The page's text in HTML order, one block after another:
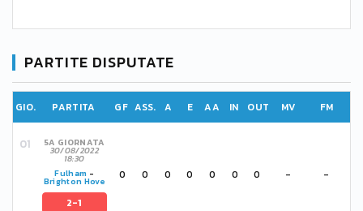
PARTITE DISPUTATE
GIO. PARTITA GF ASS. A E AA IN OUT MV FM
5A GIORNATA
30/08/2022
18:30
Fulham -
Brighton Hove
2-1
0 0 0 0 0 0 0 - -